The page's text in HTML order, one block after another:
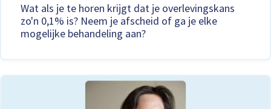
Wat als je te horen krijgt dat je overlevingskans
zo'n 0,1% is? Neem je afscheid of ga je elke
mogelijke behandeling aan?